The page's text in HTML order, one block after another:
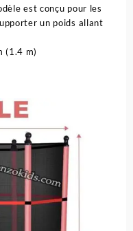
est conçu pour les
un poids allant
(1.4 m)